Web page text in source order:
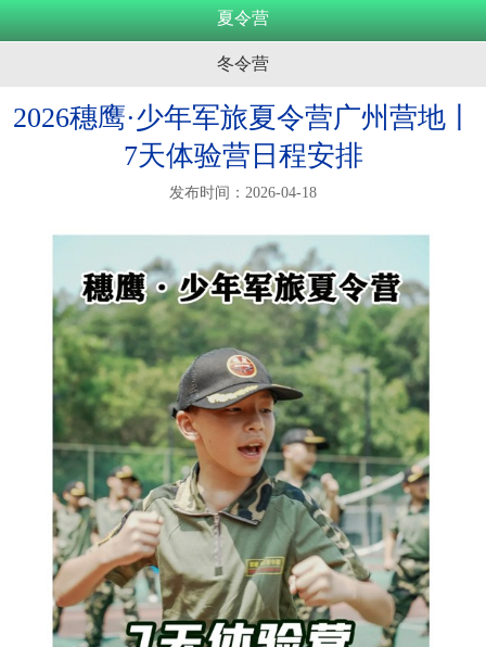
夏令营
冬令营
2026穗鹰·少年军旅夏令营广州营地丨
7天体验营日程安排
发布时间：2026-04-18